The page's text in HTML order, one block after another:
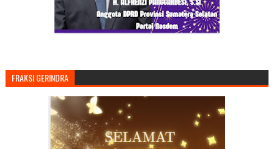
FRAKSI GERINDRA